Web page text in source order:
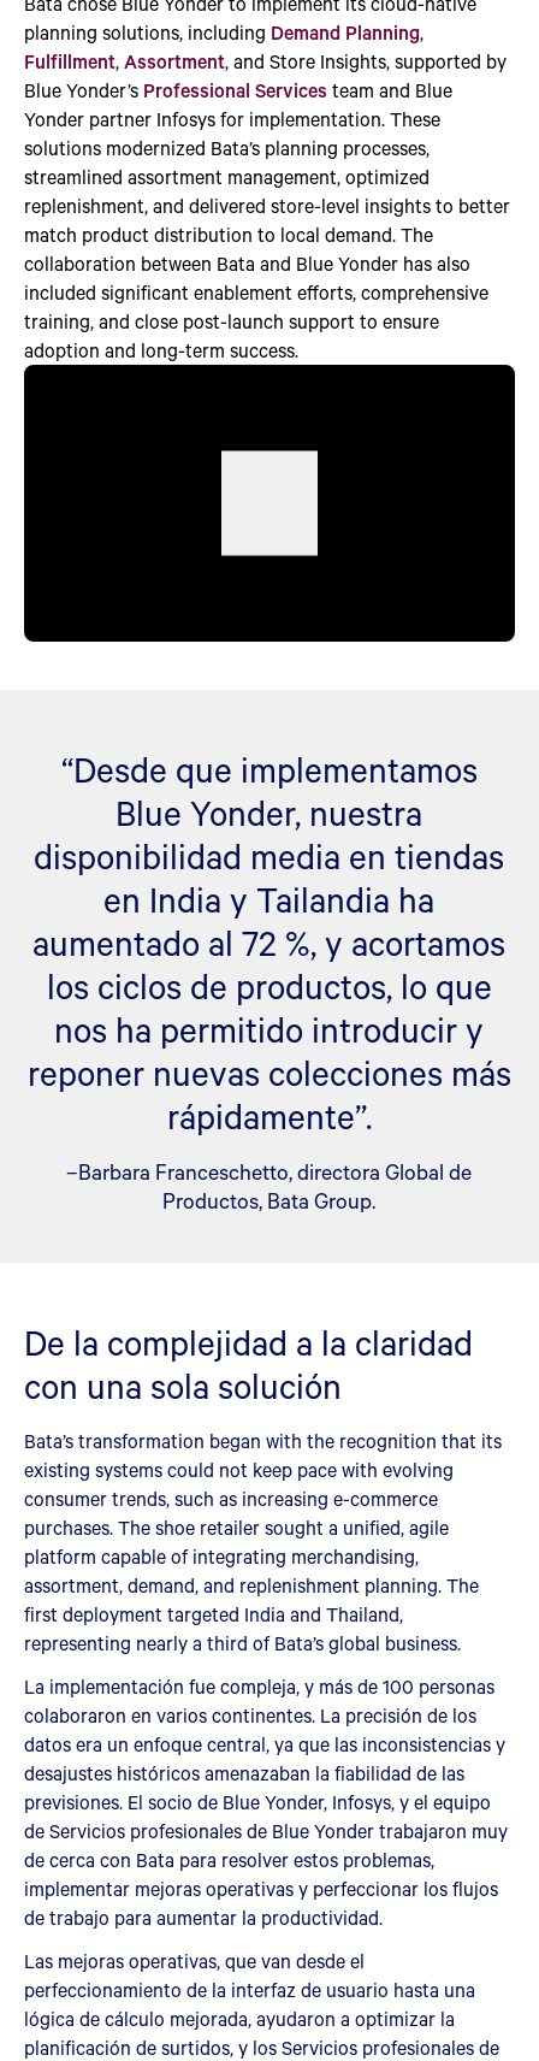
planning solutions, including Demand Planning,
Fulfillment, Assortment, and Store Insights, supported by
Blue Yonder’s Professional Services team and Blue
Yonder partner Infosys for implementation. These
solutions modernized Bata’s planning processes,
streamlined assortment management, optimized
replenishment, and delivered store-level insights to better
match product distribution to local demand. The
collaboration between Bata and Blue Yonder has also
included significant enablement efforts, comprehensive
training, and close post-launch support to ensure
adoption and long-term success.
“Desde que implementamos
Blue Yonder, nuestra
disponibilidad media en tiendas
en India y Tailandia ha
aumentado al 72 %, y acortamos
los ciclos de productos, lo que
nos ha permitido introducir y
reponer nuevas colecciones más
rápidamente”.
–Barbara Franceschetto, directora Global de
Productos, Bata Group.
De la complejidad a la claridad
con una sola solución
Bata’s transformation began with the recognition that its
existing systems could not keep pace with evolving
consumer trends, such as increasing e-commerce
purchases. The shoe retailer sought a unified, agile
platform capable of integrating merchandising,
assortment, demand, and replenishment planning. The
first deployment targeted India and Thailand,
representing nearly a third of Bata’s global business.
La implementación fue compleja, y más de 100 personas
colaboraron en varios continentes. La precisión de los
datos era un enfoque central, ya que las inconsistencias y
desajustes históricos amenazaban la fiabilidad de las
previsiones. El socio de Blue Yonder, Infosys, y el equipo
de Servicios profesionales de Blue Yonder trabajaron muy
de cerca con Bata para resolver estos problemas,
implementar mejoras operativas y perfeccionar los flujos
de trabajo para aumentar la productividad.
Las mejoras operativas, que van desde el
perfeccionamiento de la interfaz de usuario hasta una
lógica de cálculo mejorada, ayudaron a optimizar la
planificación de surtidos, y los Servicios profesionales de